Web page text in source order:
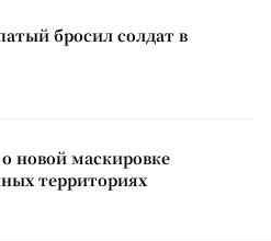
бросил солдат в
новой маскировке
территориях